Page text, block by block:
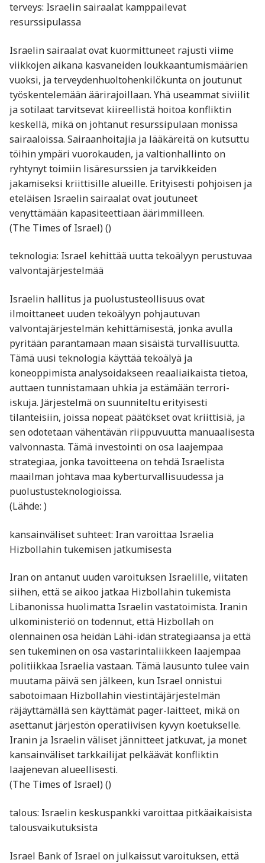
terveys: Israelin sairaalat kamppailevat
resurssipulassa
Israelin sairaalat ovat kuormittuneet rajusti viime
viikkojen aikana kasvaneiden loukkaantumismäärien
vuoksi, ja terveydenhuoltohenkilökunta on joutunut
työskentelemään äärirajoillaan. Yhä useammat siviilit
ja sotilaat tarvitsevat kiireellistä hoitoa konfliktin
keskellä, mikä on johtanut resurssipulaan monissa
sairaaloissa. Sairaanhoitajia ja lääkäreitä on kutsuttu
töihin ympäri vuorokauden, ja valtionhallinto on
ryhtynyt toimiin lisäresurssien ja tarvikkeiden
jakamiseksi kriittisille alueille. Erityisesti pohjoisen ja
eteläisen Israelin sairaalat ovat joutuneet
venyttämään kapasiteettiaan äärimmilleen.
(The Times of Israel) ()
teknologia: Israel kehittää uutta tekoälyyn perustuvaa
valvontajärjestelmää
Israelin hallitus ja puolustusteollisuus ovat
ilmoittaneet uuden tekoälyyn pohjautuvan
valvontajärjestelmän kehittämisestä, jonka avulla
pyritään parantamaan maan sisäistä turvallisuutta.
Tämä uusi teknologia käyttää tekoälyä ja
koneoppimista analysoidakseen reaaliaikaista tietoa,
auttaen tunnistamaan uhkia ja estämään terrori-
iskuja. Järjestelmä on suunniteltu erityisesti
tilanteisiin, joissa nopeat päätökset ovat kriittisiä, ja
sen odotetaan vähentävän riippuvuutta manuaalisesta
valvonnasta. Tämä investointi on osa laajempaa
strategiaa, jonka tavoitteena on tehdä Israelista
maailman johtava maa kyberturvallisuudessa ja
puolustusteknologioissa.
(Lähde: )
kansainväliset suhteet: Iran varoittaa Israelia
Hizbollahin tukemisen jatkumisesta
Iran on antanut uuden varoituksen Israelille, viitaten
siihen, että se aikoo jatkaa Hizbollahin tukemista
Libanonissa huolimatta Israelin vastatoimista. Iranin
ulkoministeriö on todennut, että Hizbollah on
olennainen osa heidän Lähi-idän strategiaansa ja että
sen tukeminen on osa vastarintaliikkeen laajempaa
politiikkaa Israelia vastaan. Tämä lausunto tulee vain
muutama päivä sen jälkeen, kun Israel onnistui
sabotoimaan Hizbollahin viestintäjärjestelmän
räjäyttämällä sen käyttämät pager-laitteet, mikä on
asettanut järjestön operatiivisen kyvyn koetukselle.
Iranin ja Israelin väliset jännitteet jatkuvat, ja monet
kansainväliset tarkkailijat pelkäävät konfliktin
laajenevan alueellisesti.
(The Times of Israel) ()
talous: Israelin keskuspankki varoittaa pitkäaikaisista
talousvaikutuksista
Israel Bank of Israel on julkaissut varoituksen, että